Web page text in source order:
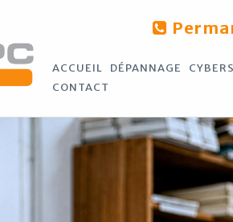
ACCUEIL DÉPANNAGE
CONTACT